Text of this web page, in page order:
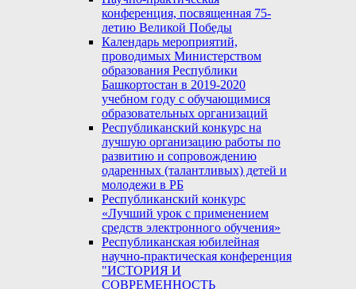
конференция, посвященная 75-
летию Великой Победы
Календарь мероприятий,
проводимых Министерством
образования Республики
Башкортостан в 2019-2020
учебном году с обучающимися
образовательных организаций
Республиканский конкурс на
лучшую организацию работы по
развитию и сопровождению
одаренных (талантливых) детей и
молодежи в РБ
Республиканский конкурс
«Лучший урок с применением
средств электронного обучения»
Республиканская юбилейная
научно-практическая конференция
"ИСТОРИЯ И
СОВРЕМЕННОСТЬ